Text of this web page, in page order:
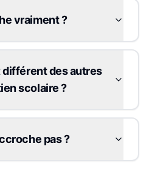
vraiment ?
différent des autres
scolaire ?
pas ?